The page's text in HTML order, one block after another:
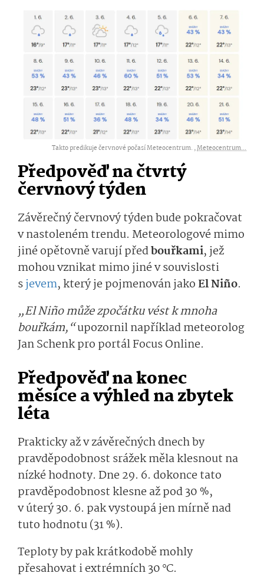
Takto predikuje červnové počasí Meteocentrum. ,Meteocentrum...
Předpověď na čtvrtý
červnový týden
Závěrečný červnový týden bude pokračovat
v nastoleném trendu. Meteorologové mimo
jiné opětovně varují předbouřkami, jež
mohou vznikat mimo jiné v souvislosti
sjevem, který je pojmenován jako El Niño.
„El Niño může zpočátku vést k mnoha
bouřkám,“upozornil například meteorolog
Jan Schenk pro portál Focus Online.
Předpověď na konec
měsíce a výhled na zbytek
léta
Prakticky až v závěrečných dnech by
pravděpodobnost srážek měla klesnout na
nízké hodnoty. Dne 29. 6. dokonce tato
pravděpodobnost klesne až pod 30 %,
v úterý 30. 6. pak vystoupá jen mírně nad
tuto hodnotu (31 %).
Teploty by pak krátkodobě mohly
přesahovat i extrémních 30 °C.